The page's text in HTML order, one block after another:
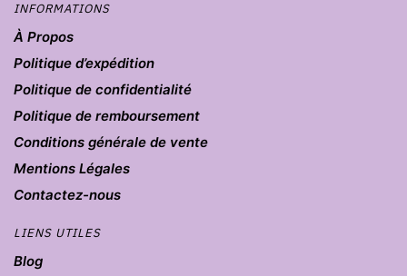
INFORMATIONS
À Propos
Politique d’expédition
Politique de confidentialité
Politique de remboursement
Conditions générale de vente
Mentions Légales
Contactez-nous
LIENS UTILES
Blog